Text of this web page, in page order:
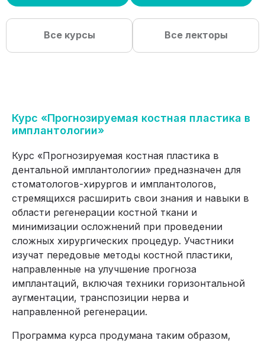
Все курсы Все лекторы
Курс «Прогнозируемая костная пластика в
имплантологии»
Курс «Прогнозируемая костная пластика в
дентальной имплантологии» предназначен для
стоматологов-хирургов и имплантологов,
стремящихся расширить свои знания и навыки в
области регенерации костной ткани и
минимизации осложнений при проведении
сложных хирургических процедур. Участники
изучат передовые методы костной пластики,
направленные на улучшение прогноза
имплантаций, включая техники горизонтальной
аугментации, транспозиции нерва и
направленной регенерации.
Программа курса продумана таким образом,